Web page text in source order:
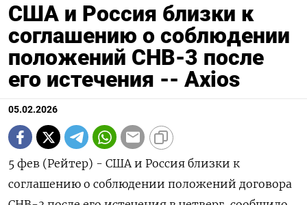
США и Россия близки к
соглашению о соблюдении
положений СНВ-3 после
его истечения -- Axios
05.02.2026
5 фев (Рейтер) - ⁠США и Россия близки ⁠к
соглашению ​о соблюдении ⁠положений ⁠договора